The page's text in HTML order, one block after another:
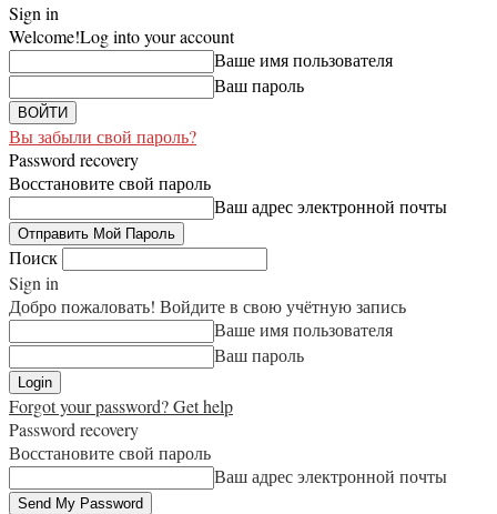
Sign in
Welcome!Log into your account
Ваше имя пользователя
Ваш пароль
Вы забыли свой пароль?
Password recovery
Восстановите свой пароль
Ваш адрес электронной почты
Поиск
Sign in
Добро пожаловать! Войдите в свою учётную запись
Ваше имя пользователя
Ваш пароль
Forgot your password? Get help
Password recovery
Восстановите свой пароль
Ваш адрес электронной почты